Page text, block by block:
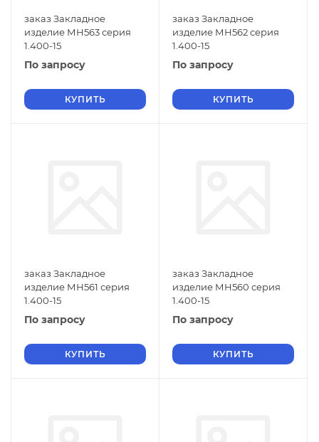
заказ Закладное
изделие МН563 серия
1.400-15
По запросу
КУПИТЬ
заказ Закладное
изделие МН562 серия
1.400-15
По запросу
КУПИТЬ
заказ Закладное
изделие МН561 серия
1.400-15
По запросу
КУПИТЬ
заказ Закладное
изделие МН560 серия
1.400-15
По запросу
КУПИТЬ